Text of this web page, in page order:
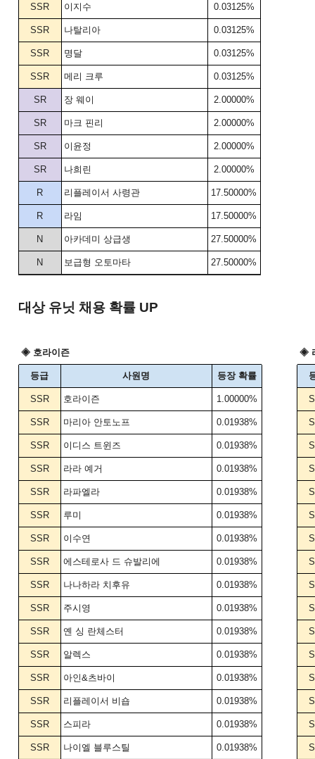
SSR 이지수 0.03125%
SSR 나탈리아 0.03125%
SSR 명달 0.03125%
SSR 메리 크루 0.03125%
SR 장 웨이 2.00000%
SR 마크 핀리 2.00000%
SR 이윤정 2.00000%
SR 나희린 2.00000%
R 리플레이서 사령관 17.50000%
R 라임 17.50000%
N 아카데미 상급생 27.50000%
N 보급형 오토마타 27.50000%
대상 유닛 채용 확률 UP
◈ 호라이즌 ◈
등급 사원명 등장 확률
SSR 호라이즌 1.00000%
SSR 마리아 안토노프 0.01938%
SSR 이디스 트윈즈 0.01938%
SSR 라라 예거 0.01938%
SSR 라파엘라 0.01938%
SSR 루미 0.01938%
SSR 이수연 0.01938%
SSR 에스테로사 드 슈발리에 0.01938%
SSR 나나하라 치후유 0.01938%
SSR 주시영 0.01938%
SSR 옌 싱 란체스터 0.01938%
SSR 알렉스 0.01938%
SSR 아인&츠바이 0.01938%
SSR 리플레이서 비숍 0.01938%
SSR 스피라 0.01938%
SSR 나이엘 블루스틸 0.01938%